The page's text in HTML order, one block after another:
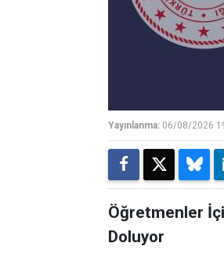
Yayınlanma: 06/08/2026
Öğretmenler
Doluyor